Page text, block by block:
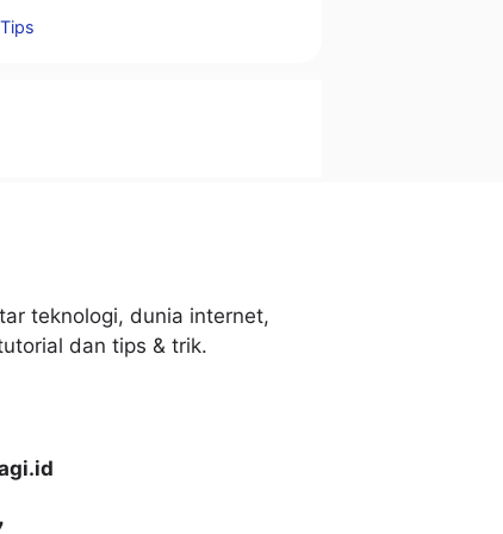
Tips
teknologi, dunia internet,
dan tips & trik.